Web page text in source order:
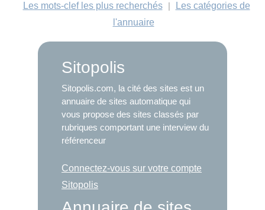
Les mots-clef les plus recherchés
|
Les catégories de
l'annuaire
Sitopolis
Sitopolis.com, la cité des sites est un
annuaire de sites automatique qui
vous propose des sites classés par
rubriques comportant une interview du
référenceur
Connectez-vous sur votre compte
Sitopolis